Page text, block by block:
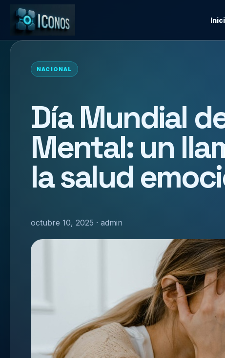
NACIONAL
Día Mundial
Mental: un
la salud
octubre 10, 2025 · admin